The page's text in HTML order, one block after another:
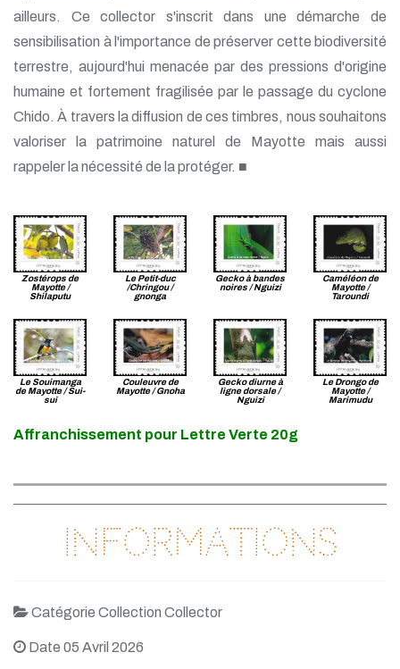
ailleurs. Ce collector s'inscrit dans une démarche de
sensibilisation à l'importance de préserver cette biodiversité
terrestre, aujourd'hui menacée par des pressions d'origine
humaine et fortement fragilisée par le passage du cyclone
Chido. À travers la diffusion de ces timbres, nous souhaitons
valoriser la patrimoine naturel de Mayotte mais aussi
rappeler la nécessité de la protéger. ■
Zostérops de
Mayotte /
Shilaputu
Le Petit-duc
/Chringou /
gnonga
Gecko à bandes
noires / Nguizi
Caméléon de
Mayotte /
Taroundi
Le Souimanga
de Mayotte / Sui-
sui
Couleuvre de
Mayotte / Gnoha
Gecko diurne à
ligne dorsale /
Nguizi
Le Drongo de
Mayotte /
Marimudu
Affranchissement pour Lettre Verte 20g
Informations
Catégorie Collection Collector
Date 05 Avril 2026